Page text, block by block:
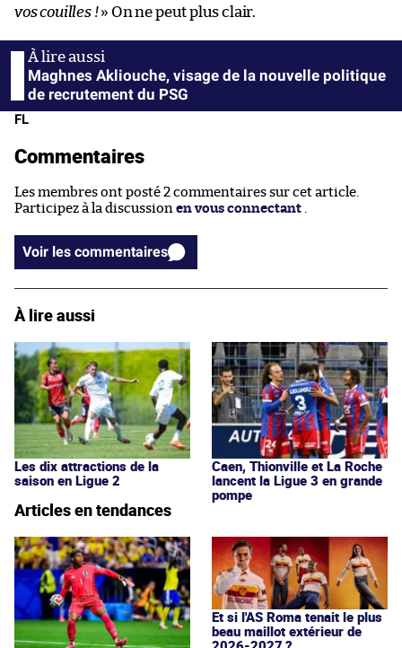
vos couilles !» On ne peut plus clair.
Maghnes Akliouche, visage de la nouvelle politique
de recrutement du PSG
FL
Commentaires
Les membres ont posté 2 commentaires sur cet article.
Participez à la discussion en vous connectant
Voir les commentaires
À lire aussi
Les dix attractions de la
saison en Ligue 2
Caen, Thionville et La Roche
lancent la Ligue 3 en grande
pompe
Articles en tendances
Et si l'AS Roma tenait le plus
beau maillot extérieur de